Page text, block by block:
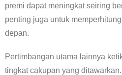
premi dapat meningkat seiring
penting juga untuk
depan.
Pertimbangan utama lainnya
tingkat cakupan yang